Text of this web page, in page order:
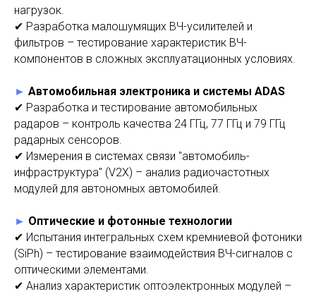
нагрузок.
✔ Разработка малошумящих ВЧ-усилителей и
фильтров – тестирование характеристик ВЧ-
компонентов в сложных эксплуатационных условиях.
► Автомобильная электроника и системы ADAS
✔ Разработка и тестирование автомобильных
радаров – контроль качества 24 ГГц, 77 ГГц и 79 ГГц
радарных сенсоров.
✔ Измерения в системах связи "автомобиль-
инфраструктура" (V2X) – анализ радиочастотных
модулей для автономных автомобилей.
► Оптические и фотонные технологии
✔ Испытания интегральных схем кремниевой фотоники
(SiPh) – тестирование взаимодействия ВЧ-сигналов с
оптическими элементами.
✔ Анализ характеристик оптоэлектронных модулей –